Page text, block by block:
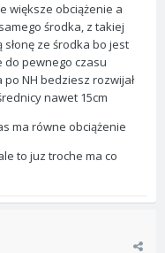
większe obciążenie a
środka, z takiej
ze środka bo jest
do pewnego czasu
NH bedziesz rozwijał
nawet 15cm
ma równe obciążenie
to juz troche ma co